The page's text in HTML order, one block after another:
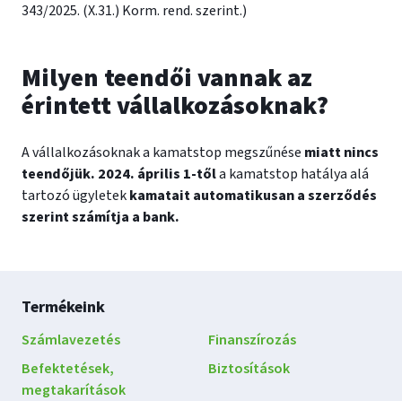
343/2025. (X.31.) Korm. rend. szerint.)
Milyen teendői vannak az
érintett vállalkozásoknak?
A vállalkozásoknak a kamatstop megszűnése miatt nincs
teendőjük. 2024. április 1-tőla kamatstop hatálya alá
tartozó ügyletekkamatait automatikusan a szerződés
szerint számítja a bank.
Lábléc
navigáció
Termékeink
Számlavezetés
Finanszírozás
Befektetések,
megtakarítások
Biztosítások